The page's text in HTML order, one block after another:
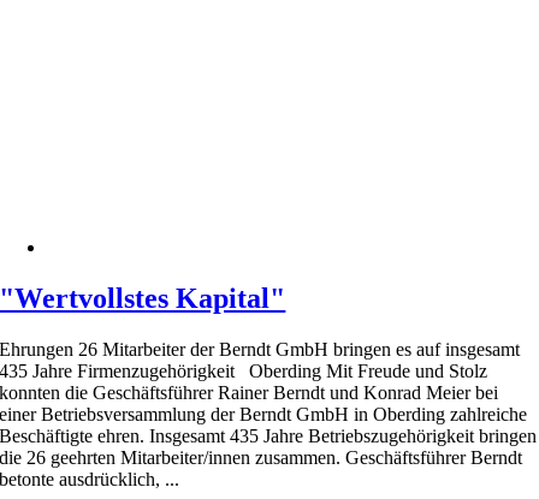
"Wertvollstes Kapital"
Ehrungen 26 Mitarbeiter der Berndt GmbH bringen es auf insgesamt
435 Jahre Firmenzugehörigkeit Oberding Mit Freude und Stolz
konnten die Geschäftsführer Rainer Berndt und Konrad Meier bei
einer Betriebsversammlung der Berndt GmbH in Oberding zahlreiche
Beschäftigte ehren. Insgesamt 435 Jahre Betriebszugehörigkeit bringen
die 26 geehrten Mitarbeiter/innen zusammen. Geschäftsführer Berndt
betonte ausdrücklich, ...